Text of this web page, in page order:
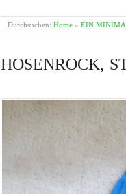
Durchsuchen: Home » EIN
HOSENROCK,